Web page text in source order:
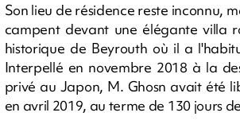
Son lieu de résidence reste inconnu,
campent devant une élégante villa
historique de Beyrouth où il a
Interpellé en novembre 2018 à la
privé au Japon, M. Ghosn avait été
en avril 2019, au terme de 130 jours